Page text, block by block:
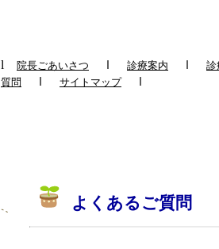
l 院長ごあいさつ ｌ 診療案内 ｌ 診
質問
ｌ サイトマップｌ
よくあるご質問